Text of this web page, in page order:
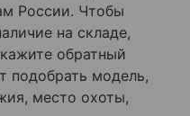
России. Чтобы
на складе,
обратный
подобрать модель,
место охоты,